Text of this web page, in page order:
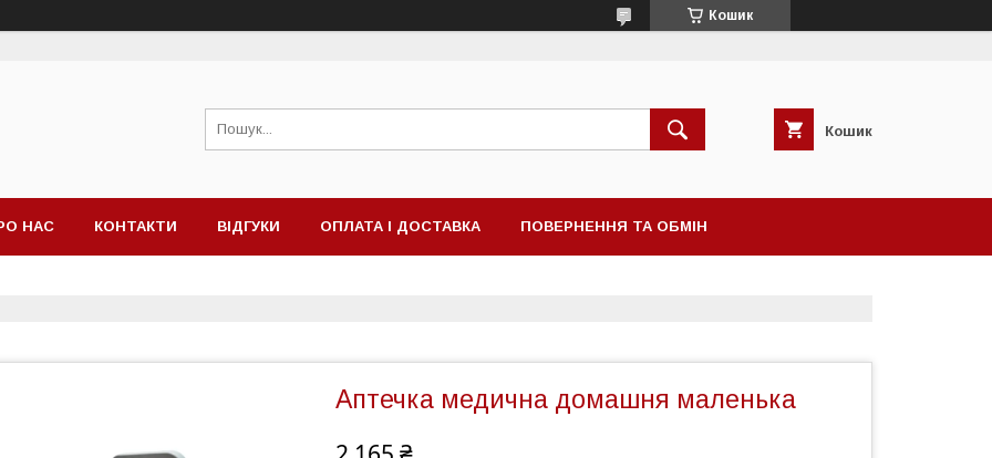
Кошик
Кошик
НАС КОНТАКТИ ВІДГУКИ ОПЛАТА І ДОСТАВКА ПОВЕРНЕННЯ ТА ОБМІН
Аптечка медична домашня маленька